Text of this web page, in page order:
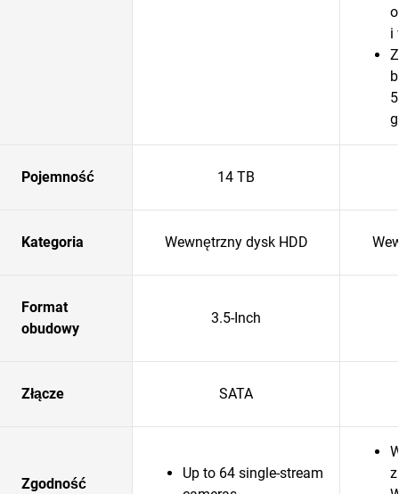
i
Pojemność 14 TB
Kategoria Wewnętrzny dysk HDD
Format
obudowy
3.5-Inch
Złącze SATA
Zgodność
Up to 64 single-stream